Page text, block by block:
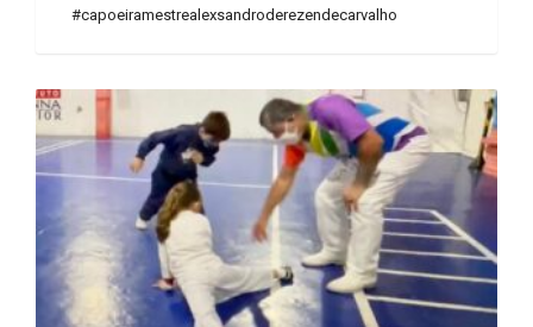
#capoeiramestrealexsandroderezendecarvalho